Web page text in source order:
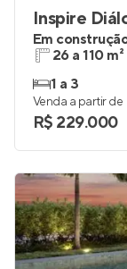
Inspire
Em
26 a 110 m²
1 a 3
Venda a partir de
R$ 229.000